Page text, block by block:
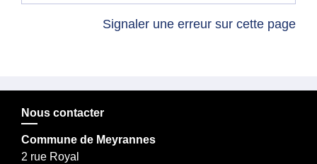
Signaler une erreur sur cette page
Nous contacter
Commune de Meyrannes
2 rue Royal